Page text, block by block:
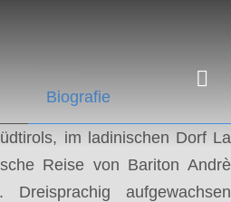
Biografie
im ladinischen Dorf La
Reise von Bariton Andrè
aufgewachsen